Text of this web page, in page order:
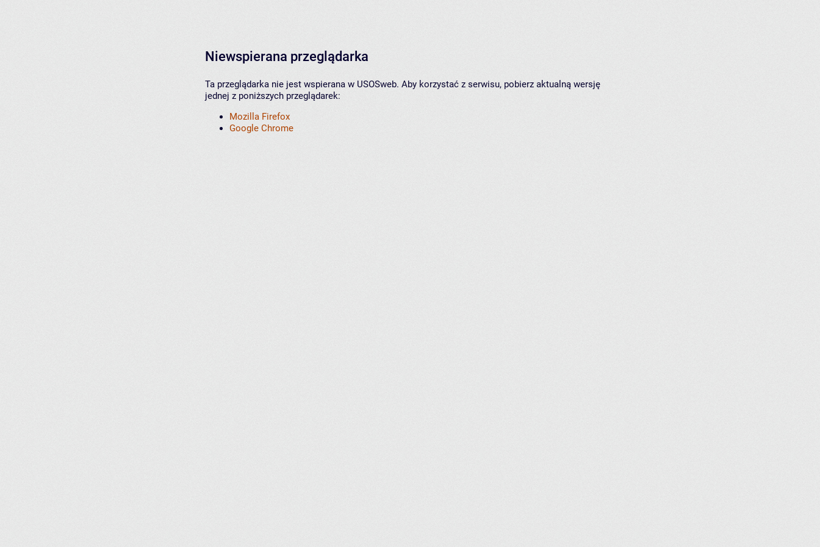
Niewspierana przeglądarka
Ta przeglądarka nie jest wspierana w USOSweb. Aby korzystać z serwisu, pobierz aktualną wersję
jednej z poniższych przeglądarek:
Mozilla Firefox
Google Chrome